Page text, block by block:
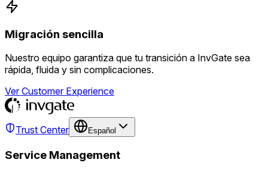
Migración sencilla
Nuestro equipo garantiza que tu transición a InvGate sea
rápida, fluida y sin complicaciones.
Ver Customer Experience
Trust Center Español
Service Management